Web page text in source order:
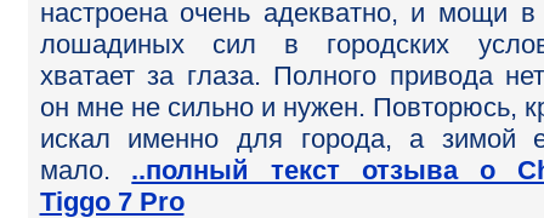
настроена очень адекватно, и мощи в
лошадиных сил в городских
хватает за глаза. Полного привода
он мне не сильно и нужен. Повторюсь,
искал именно для города, а зимой
мало. ..полный текст отзыва о
Tiggo 7 Pro